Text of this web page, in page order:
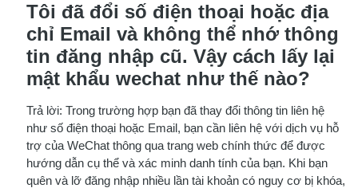
Tôi đã đổi số điện thoại hoặc địa
chỉ Email và không thể nhớ thông
tin đăng nhập cũ. Vậy cách lấy lại
mật khẩu wechat như thế nào?
Trả lời: Trong trường hợp bạn đã thay đổi thông tin liên hệ
như số điện thoại hoặc Email, bạn cần liên hệ với dịch vụ hỗ
trợ của WeChat thông qua trang web chính thức để được
hướng dẫn cụ thể và xác minh danh tính của bạn. Khi bạn
quên và lỡ đăng nhập nhiều lần tài khoản có nguy cơ bị khóa,